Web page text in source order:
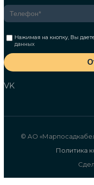
Нажимая на кнопку, Вы
данных
VK
© АО
Политика